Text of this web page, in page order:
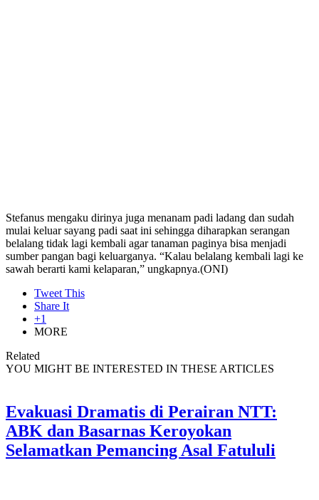
Stefanus mengaku dirinya juga menanam padi ladang dan sudah
mulai keluar sayang padi saat ini sehingga diharapkan serangan
belalang tidak lagi kembali agar tanaman paginya bisa menjadi
sumber pangan bagi keluarganya. “Kalau belalang kembali lagi ke
sawah berarti kami kelaparan,” ungkapnya.(ONI)
Tweet This
Share It
+1
MORE
Related
YOU MIGHT BE INTERESTED IN THESE ARTICLES
Evakuasi Dramatis di Perairan NTT:
ABK dan Basarnas Keroyokan
Selamatkan Pemancing Asal Fatululi